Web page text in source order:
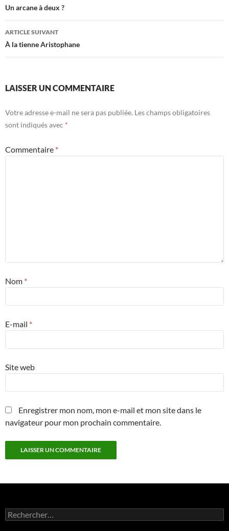
des
articles
Un arcane à deux ?
ARTICLE SUIVANT
À la tienne Aristophane
LAISSER UN COMMENTAIRE
Votre adresse e-mail ne sera pas publiée. Les champs obligatoires
sont indiqués avec *
Commentaire *
Nom *
E-mail *
Site web
Enregistrer mon nom, mon e-mail et mon site dans le
navigateur pour mon prochain commentaire.
Rechercher :